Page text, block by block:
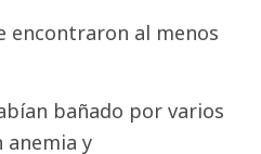
encontraron al menos
bañado por varios
anemia y